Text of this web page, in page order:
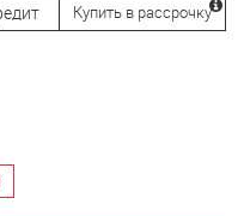
Купить в рассрочку